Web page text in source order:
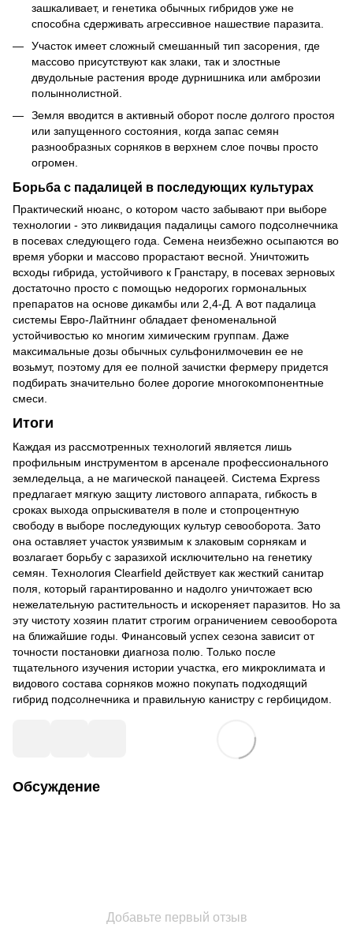
зашкаливает, и генетика обычных гибридов уже не
способна сдерживать агрессивное нашествие паразита.
Участок имеет сложный смешанный тип засорения, где
массово присутствуют как злаки, так и злостные
двудольные растения вроде дурнишника или амброзии
полыннолистной.
Земля вводится в активный оборот после долгого простоя
или запущенного состояния, когда запас семян
разнообразных сорняков в верхнем слое почвы просто
огромен.
Борьба с падалицей в последующих культурах
Практический нюанс, о котором часто забывают при выборе
технологии - это ликвидация падалицы самого подсолнечника
в посевах следующего года. Семена неизбежно осыпаются во
время уборки и массово прорастают весной. Уничтожить
всходы гибрида, устойчивого к Гранстару, в посевах зерновых
достаточно просто с помощью недорогих гормональных
препаратов на основе дикамбы или 2,4-Д. А вот падалица
системы Евро-Лайтнинг обладает феноменальной
устойчивостью ко многим химическим группам. Даже
максимальные дозы обычных сульфонилмочевин ее не
возьмут, поэтому для ее полной зачистки фермеру придется
подбирать значительно более дорогие многокомпонентные
смеси.
Итоги
Каждая из рассмотренных технологий является лишь
профильным инструментом в арсенале профессионального
земледельца, а не магической панацеей. Система Express
предлагает мягкую защиту листового аппарата, гибкость в
сроках выхода опрыскивателя в поле и стопроцентную
свободу в выборе последующих культур севооборота. Зато
она оставляет участок уязвимым к злаковым сорнякам и
возлагает борьбу с заразихой исключительно на генетику
семян. Технология Clearfield действует как жесткий санитар
поля, который гарантированно и надолго уничтожает всю
нежелательную растительность и искореняет паразитов. Но за
эту чистоту хозяин платит строгим ограничением севооборота
на ближайшие годы. Финансовый успех сезона зависит от
точности постановки диагноза полю. Только после
тщательного изучения истории участка, его микроклимата и
видового состава сорняков можно покупать подходящий
гибрид подсолнечника и правильную канистру с гербицидом.
Обсуждение
Добавьте первый отзыв